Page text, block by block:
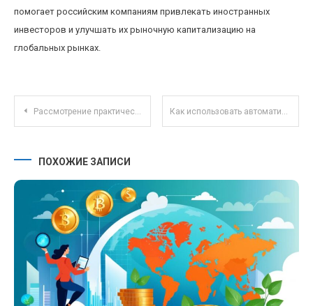
помогает российским компаниям привлекать иностранных
инвесторов и улучшать их рыночную капитализацию на
глобальных рынках.
Навигация по записям
Рассмотрение практических стратегий внутренней диверсификации ПИФов для частных инвесторов Как использовать автоматизацию для эффективного управления личными бюджетами и накоплениями
ПОХОЖИЕ ЗАПИСИ